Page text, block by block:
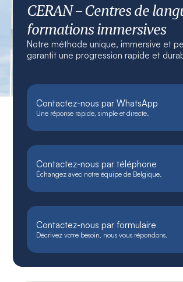
CERAN – Centres de
formations immersives
Notre méthode unique, immersive et
garantit une progression rapide et
Contactez-nous par WhatsApp
Une réponse rapide, simple et directe.
Contactez-nous par téléphone
Échangez avec notre équipe de Belgique.
Contactez-nous par formulaire
Décrivez votre besoin, nous vous répondons.